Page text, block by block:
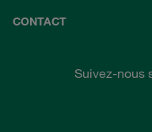
CONTACT
Suivez-nous